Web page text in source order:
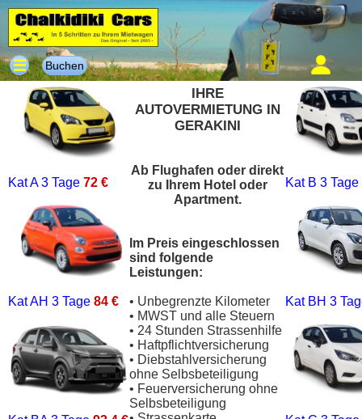
Buchen
Kat A3 Tage 72 €
Kat AH 3 Tage 84 €
IHRE
AUTOVERMIETUNG IN
GERAKINI
Ab Flughafen oder direkt
zu Ihrem Hotel oder
Apartment.
Im Preis eingeschlossen
sind folgende
Leistungen:
• Unbegrenzte Kilometer
• MWST und alle Steuern
• 24 Stunden Strassenhilfe
• Haftpflichtversicherung
• Diebstahlversicherung
ohne Selbsbeteiligung
• Feuerversicherung ohne
Selbsbeteiligung
Kat B 3 Tage
Kat BH 3